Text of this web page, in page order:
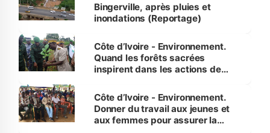
Bingerville, après pluies et
inondations (Reportage)
Côte d’Ivoire - Environnement.
Quand les forêts sacrées
inspirent dans les actions de
Côte d’Ivoire - Environnement.
Donner du travail aux jeunes et
aux femmes pour assurer la